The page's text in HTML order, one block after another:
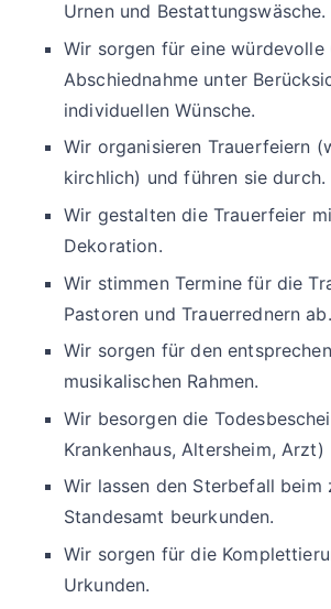
Urnen und Bestattungswäsche.
Wir sorgen für eine würdevolle
Abschiednahme unter
individuellen Wünsche.
Wir organisieren Trauerfeiern
kirchlich) und führen sie durch.
Wir gestalten die Trauerfeier
Dekoration.
Wir stimmen Termine für die
Pastoren und Trauerrednern ab.
Wir sorgen für den
musikalischen Rahmen.
Wir besorgen die
Krankenhaus, Altersheim, Arzt)
Wir lassen den Sterbefall beim
Standesamt beurkunden.
Wir sorgen für die
Urkunden.